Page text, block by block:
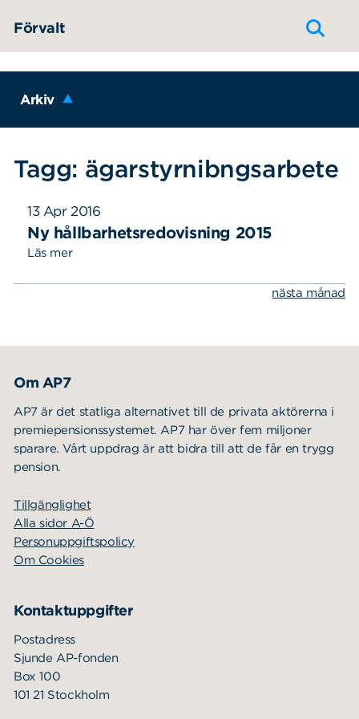
Förvalt
Arkiv
Tagg: ägarstyrnibngsarbete
13 Apr 2016
Ny hållbarhetsredovisning 2015
Läs mer
nästa månad
Om AP7
AP7 är det statliga alternativet till de privata aktörerna i
premiepensionssystemet. AP7 har över fem miljoner
sparare. Vårt uppdrag är att bidra till att de får en trygg
pension.
Tillgänglighet
Alla sidor A-Ö
Personuppgiftspolicy
Om Cookies
Kontaktuppgifter
Postadress
Sjunde AP-fonden
Box 100
101 21 Stockholm